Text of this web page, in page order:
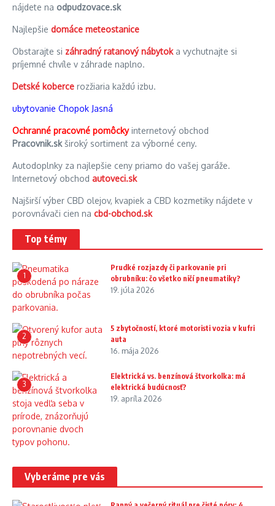
nájdete na odpudzovace.sk
Najlepšie domáce meteostanice
Obstarajte si záhradný ratanový nábytoka vychutnajte si
príjemné chvíle v záhrade naplno.
Detské koberce rozžiaria každú izbu.
ubytovanie Chopok Jasná
Ochranné pracovné pomôckyinternetový obchod
Pracovnik.skširoký sortiment za výborné ceny.
Autodoplnky za najlepšie ceny priamo do vašej garáže.
Internetový obchod autoveci.sk
Najširší výber CBD olejov, kvapiek a CBD kozmetiky nájdete v
porovnávači cien na cbd-obchod.sk
Top témy
1
Prudké rozjazdy či parkovanie pri
obrubníku: čo všetko ničí pneumatiky?
19. júla 2026
2
5 zbytočností, ktoré motoristi vozia v kufri
auta
16. mája 2026
3
Elektrická vs. benzínová štvorkolka: má
elektrická budúcnosť?
19. apríla 2026
Vyberáme pre vás